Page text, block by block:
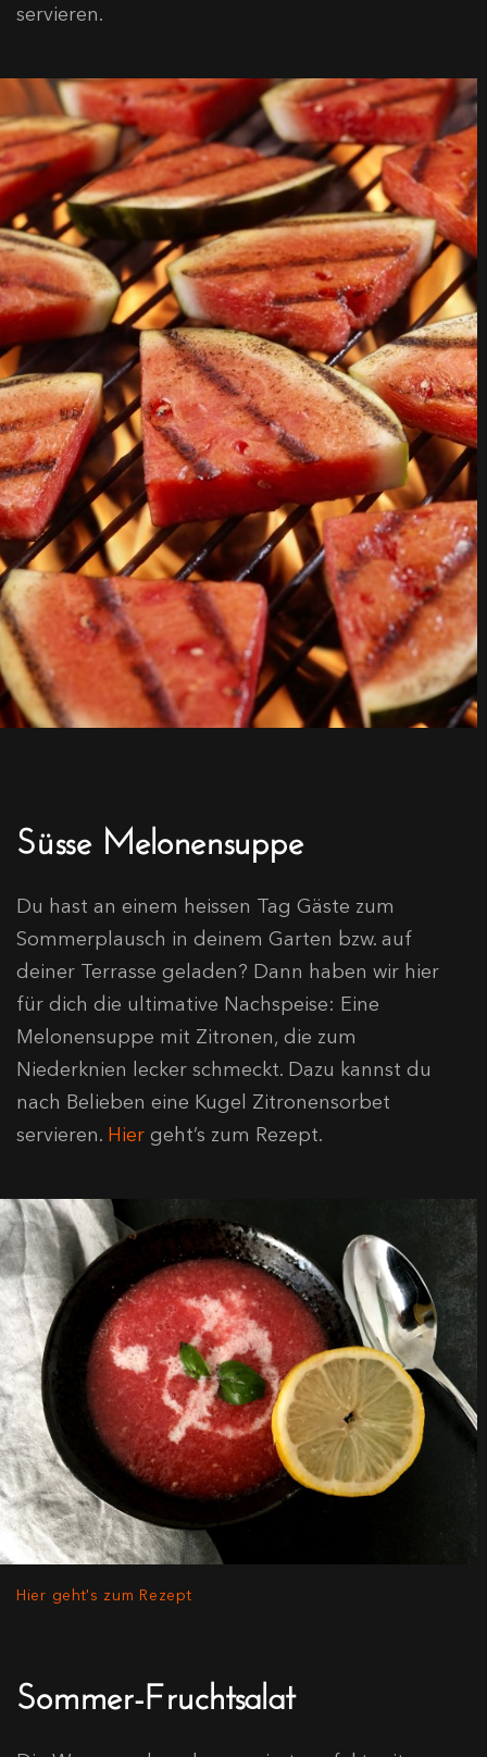
servieren.
Süsse Melonensuppe
Du hast an einem heissen Tag Gäste zum
Sommerplausch in deinem Garten bzw. auf
deiner Terrasse geladen? Dann haben wir hier
für dich die ultimative Nachspeise: Eine
Melonensuppe mit Zitronen, die zum
Niederknien lecker schmeckt. Dazu kannst du
nach Belieben eine Kugel Zitronensorbet
servieren. Hier geht’s zum Rezept.
Hier geht's zum Rezept
Sommer-Fruchtsalat